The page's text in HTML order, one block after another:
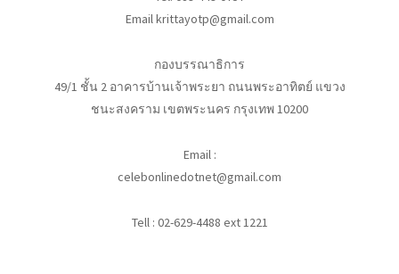
Email krittayotp@gmail.com
กองบรรณาธิการ
49/1 ชั้น 2 อาคารบ้านเจ้าพระยา ถนนพระอาทิตย์ แขวง
ชนะสงคราม เขตพระนคร กรุงเทพ 10200
Email :
celebonlinedotnet@gmail.com
Tell : 02-629-4488 ext 1221